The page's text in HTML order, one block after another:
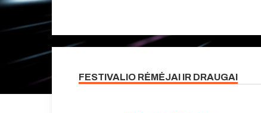
FESTIVALIO RĖMĖJAI IR DRAUGAI